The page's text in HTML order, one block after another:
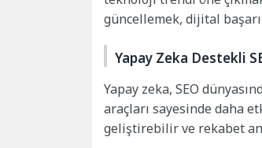
güncellemek, dijital
Yapay Zeka Destekli
Yapay zeka, SEO
araçları sayesinde daha
geliştirebilir ve rekabet